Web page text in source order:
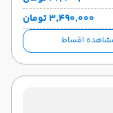
۳٬۴۹۰٬۰۰۰ تومان
اقساط